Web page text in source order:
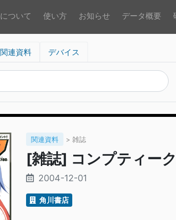
ついて 使い方 お知らせ データ概要
関連資料 デバイス
関連資料 > 雑誌
[雑誌] コンプティー
2004-12-01
角川書店